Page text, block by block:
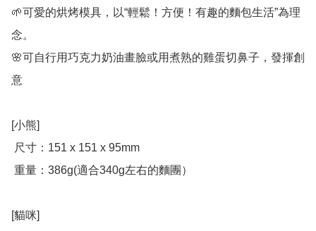
🌱可愛的烘烤模具，以“輕鬆！方便！有趣的麵包生活”為理
念。
🌸可自行用巧克力奶油畫臉或用煮熟的雞蛋切鼻子，發揮創
意
[小熊]
[貓咪]